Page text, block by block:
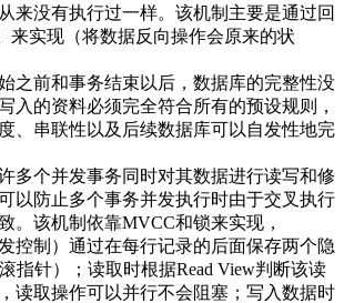
来没有执行过一样。该机制主要是通过回
来实现（将数据反向操作会原来的状
之前和事务结束以后，数据库的完整性没
入的资料必须完全符合所有的预设规则，
、串联性以及后续数据库可以自发性地完
多个并发事务同时对其数据进行读写和修
以防止多个事务并发执行时由于交叉执行
。该机制依靠MVCC和锁来实现，
控制）通过在每行记录的后面保存两个隐
指针）；读取时根据Read View判断该读
读取操作可以并行不会阻塞；写入数据时